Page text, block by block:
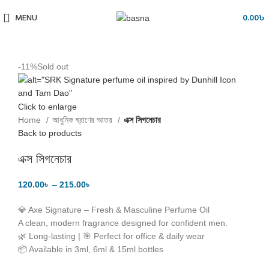
MENU 0.00৳
-11%Sold out
Click to enlarge
Home
আধুনিক ঘ্রাণের আতর
এক্স সিগনেচার
Back to products
এক্স সিগনেচার
120.00৳ – 215.00৳
💎 Axe Signature – Fresh & Masculine Perfume Oil
A clean, modern fragrance designed for confident men.
🌿 Long-lasting | 🎯 Perfect for office & daily wear
📦 Available in 3ml, 6ml & 15ml bottles